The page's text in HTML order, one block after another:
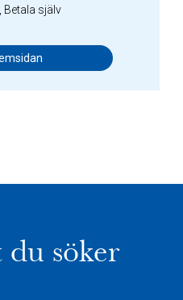
Betala själv
söker